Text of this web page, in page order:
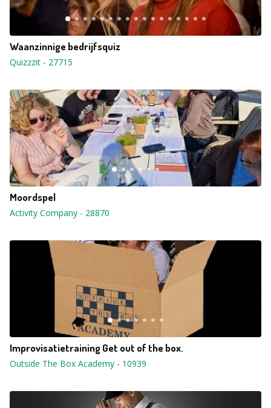
Waanzinnige bedrijfsquiz
Quizzzit - 27715
Moordspel
Activity Company - 28870
Improvisatietraining Get out of the box.
Outside The Box Academy - 10939